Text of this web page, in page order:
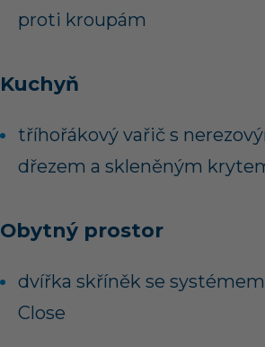
proti kroupám
Kuchyň
tříhořákový vařič s
dřezem a skleněným
Obytný prostor
dvířka skříněk se
Close